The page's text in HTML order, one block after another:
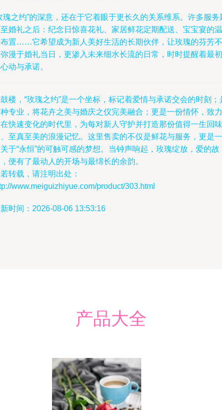
瑰之约”的深意，还在于它着眼于更长久的关系维系。许多服务
婚礼之后：纪念日惊喜花礼、家居鲜花定期配送、宝宝宴的温
置……它希望成为新人美好生活的长期伙伴，让玫瑰的芬芳不
漫于婚礼当日，更渗入未来细水长流的日常，时时提醒着最初
动与承诺。
楼，“玫瑰之约”是一个坐标，标记着爱情与承诺交会的时刻；
专业，将花卉之美与婚庆之仪完美融合；更是一份情怀，致力
快速变化的时代里，为每对新人守护并打造那份值得一生回味
至真至美的浪漫记忆。这里售卖的不仅是鲜花与服务，更是一
于“永恒”的可触可感的梦想。当钟声响起，玫瑰绽放，爱的故
便有了最动人的开场与最绵长的余韵。
转载，请注明出处：
www.meiguizhiyue.com/product/303.html
时间：2026-08-06 13:53:16
产品大全